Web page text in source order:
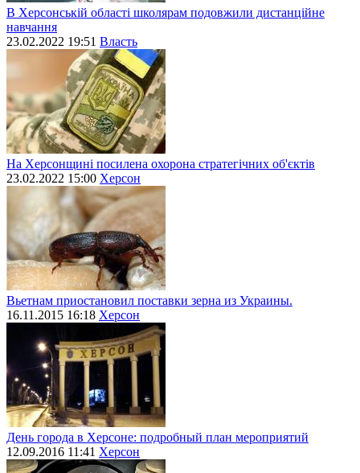
В Херсонській області школярам подовжили дистанційне
навчання
23.02.2022 19:51 Власть
На Херсонщині посилена охорона стратегічних об'єктів
23.02.2022 15:00 Херсон
Вьетнам приостановил поставки зерна из Украины.
16.11.2015 16:18 Херсон
День города в Херсоне: подробный план мероприятий
12.09.2016 11:41 Херсон